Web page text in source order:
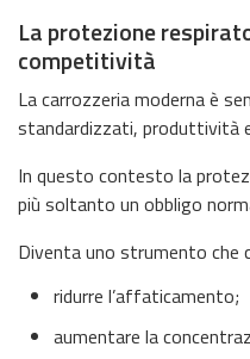
La protezione
competitività
La carrozzeria moderna è
standardizzati, produttività
In questo contesto la
più soltanto un obbligo
Diventa uno strumento che
ridurre l’affaticamento;
aumentare la